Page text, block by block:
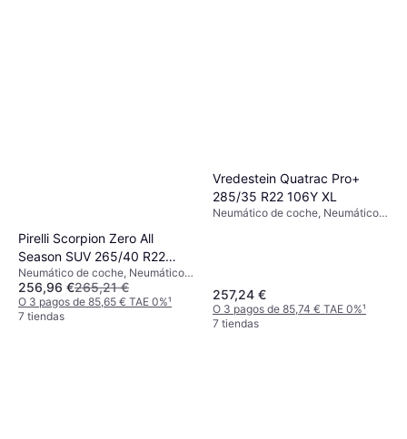
Pirelli Scorpion Zero All
Season SUV 265/40 R22
106Y XL PNCS
Neumático de coche, Neumáticos
para todas las estaciones, No,
Vehículo Utilitario Deportivo, Perfil
40 %, Índice de Velocidad Y (300
256,96 €265,21 €
O 3 pagos de 85,65 € TAE 0%¹
7 tiendas
Vredestein Quatrac Pro+
285/35 R22 106Y XL
Neumático de coche, Neumáticos
257,24 €
O 3 pagos de 85,74 € TAE 0%¹
7 tiendas